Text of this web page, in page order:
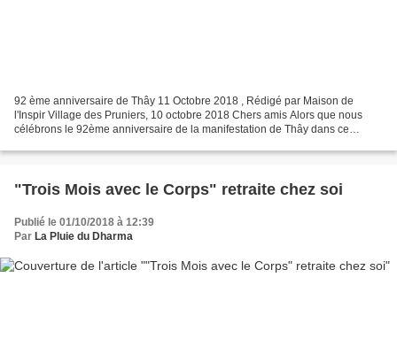
92 ème anniversaire de Thây 11 Octobre 2018 , Rédigé par Maison de
l'Inspir Village des Pruniers, 10 octobre 2018 Chers amis Alors que nous
célébrons le 92ème anniversaire de la manifestation de Thây dans ce
"Trois Mois avec le Corps" retraite chez soi
Publié le 01/10/2018 à 12:39
Par La Pluie du Dharma